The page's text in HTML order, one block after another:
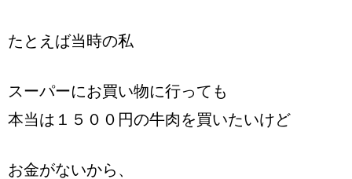
たとえば当時の私
スーパーにお買い物に行っても
本当は１５００円の牛肉を買いたいけど
お金がないから、